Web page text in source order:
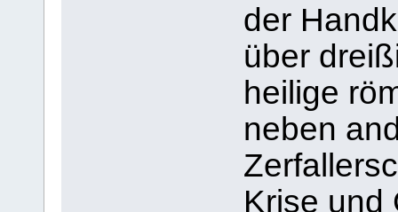
der
über
heilige
neben
Krise und